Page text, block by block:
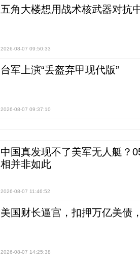
五角大楼想用战术核武器对抗
2026-08-07 09:50:33
台军上演“丢盔弃甲现代版”
2026-08-07 09:37:10
中国真发现不了美军无人艇？
相并非如此
2026-08-07 11:46:52
美国财长逼宫，扣押万亿美债
2026-08-07 14:25:38